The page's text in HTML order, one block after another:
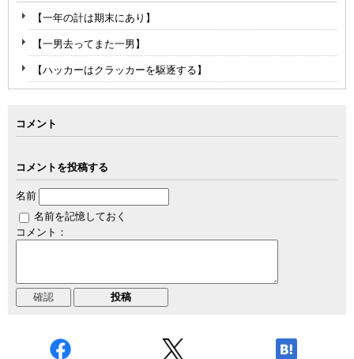
【一年の計は期末にあり】
【一男去ってまた一男】
【ハッカーはクラッカーを駆逐する】
コメント
コメントを投稿する
名前
名前を記憶しておく
コメント：